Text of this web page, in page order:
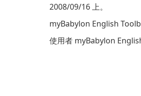
2008/09/16 上。
myBabylon English
使用者 myBabylon